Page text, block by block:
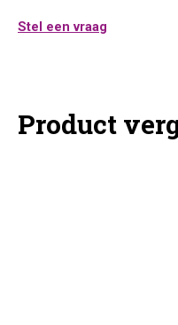
Stel een vraag
Product